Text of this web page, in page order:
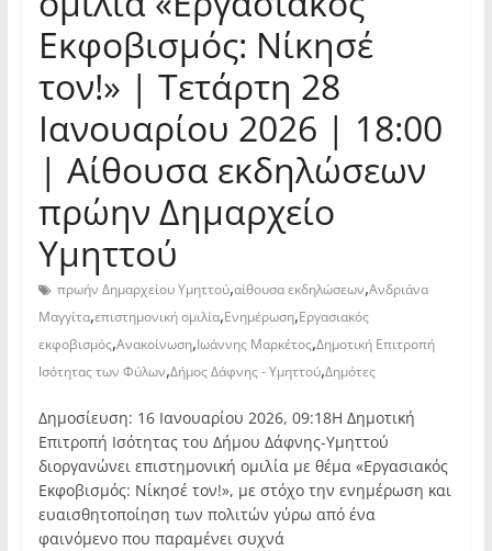
Εκφοβισμός: Νίκησέ
τον!» | Τετάρτη 28
Ιανουαρίου 2026 | 18:00
| Αίθουσα εκδηλώσεων
πρώην Δημαρχείο
Υμηττού
πρωήν Δημαρχείου Υμηττού,αίθουσα εκδηλώσεων,Ανδριάνα
Μαγγίτα,επιστημονική ομιλία,Ενημέρωση,Εργασιακός
εκφοβισμός,Ανακοίνωση,Ιωάννης Μαρκέτος,Δημοτική Επιτροπή
Ισότητας των Φύλων,Δήμος Δάφνης - Υμηττού,Δημότες
Δημοσίευση: 16 Ιανουαρίου 2026, 09:18Η Δημοτική
Επιτροπή Ισότητας του Δήμου Δάφνης-Υμηττού
διοργανώνει επιστημονική ομιλία με θέμα «Εργασιακός
Εκφοβισμός: Νίκησέ τον!», με στόχο την ενημέρωση και
ευαισθητοποίηση των πολιτών γύρω από ένα
φαινόμενο που παραμένει συχνά